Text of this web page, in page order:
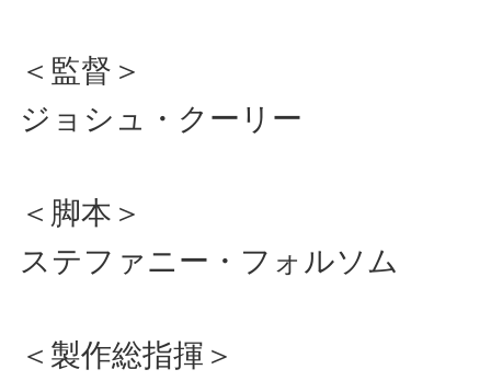
＜監督＞
ジョシュ・クーリー
＜脚本＞
ステファニー・フォルソム
＜製作総指揮＞